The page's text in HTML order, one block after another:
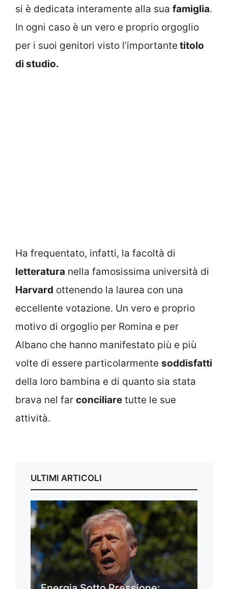
si è dedicata interamente alla sua famiglia.
In ogni caso è un vero e proprio orgoglio
per i suoi genitori visto l’importante titolo
di studio.
Ha frequentato, infatti, la facoltà di
letteratura nella famosissima università di
Harvard ottenendo la laurea con una
eccellente votazione. Un vero e proprio
motivo di orgoglio per Romina e per
Albano che hanno manifestato più e più
volte di essere particolarmente soddisfatti
della loro bambina e di quanto sia stata
brava nel far conciliare tutte le sue
attività.
ULTIMI ARTICOLI